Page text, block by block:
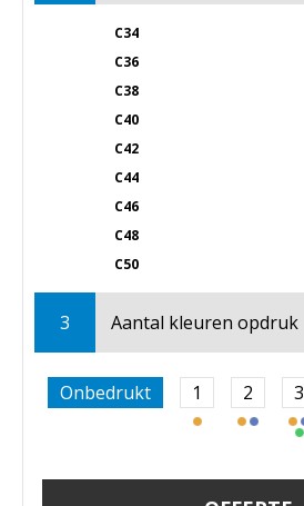
C34
C36
C38
C40
C42
C44
C46
C48
C50
3 Aantal kleuren opdruk
Onbedrukt 1 2 3